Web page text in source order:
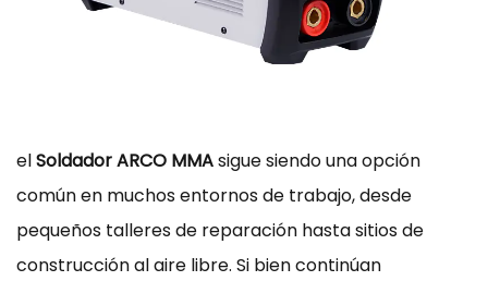
elSoldador ARCO MMAsigue siendo una opción
común en muchos entornos de trabajo, desde
pequeños talleres de reparación hasta sitios de
construcción al aire libre. Si bien continúan